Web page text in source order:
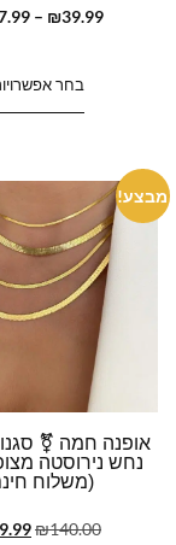
₪39.99
–
בחר
מבצע!
אופנה חמה ⚧
נחש נירוסטה
(משלוח
₪140.00